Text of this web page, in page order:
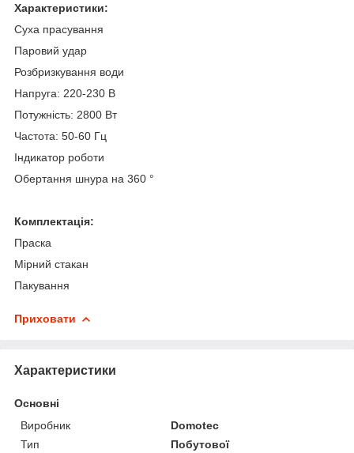
Характеристики:
Суха прасування
Паровий удар
Розбризкування води
Напруга: 220-230 В
Потужність: 2800 Вт
Частота: 50-60 Гц
Індикатор роботи
Обертання шнура на 360 °
Комплектація:
Праска
Мірний стакан
Пакування
Приховати
Характеристики
Основні
Виробник
Domotec
Тип
Побутової